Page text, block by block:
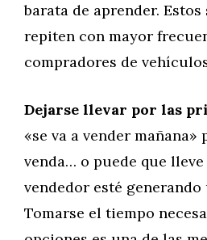
barata de aprender. Estos
repiten con mayor
compradores de
Dejarse llevar por las
«se va a vender mañana»
venda… o puede que
vendedor esté
Tomarse el tiempo